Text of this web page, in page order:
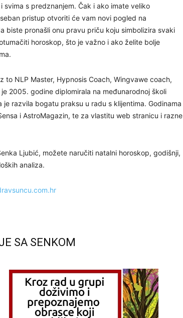
svima s predznanjem. Čak i ako imate veliko
pristup otvoriti će vam novi pogled na
biste pronašli onu pravu priču koju simbolizira svaki
horoskop, što je važno i ako želite bolje
NLP Master, Hypnosis Coach, Wingvawe coach,
2005. godine diplomirala na međunarodnoj školi
razvila bogatu praksu u radu s klijentima. Godinama
i AstroMagazin, te za vlastitu web stranicu i razne
Ljubić, možete naručiti natalni horoskop, godišnji,
analiza.
SA SENKOM